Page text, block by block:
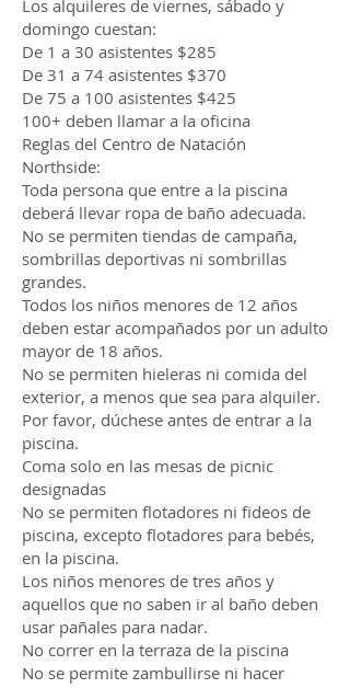
Los alquileres de viernes, sábado y
domingo cuestan:
De 1 a 30 asistentes $285
De 31 a 74 asistentes $370
De 75 a 100 asistentes $425
100+ deben llamar a la oficina
Reglas del Centro de Natación
Northside:
Toda persona que entre a la piscina
deberá llevar ropa de baño adecuada.
No se permiten tiendas de campaña,
sombrillas deportivas ni sombrillas
grandes.
Todos los niños menores de 12 años
deben estar acompañados por un adulto
mayor de 18 años.
No se permiten hieleras ni comida del
exterior, a menos que sea para alquiler.
Por favor, dúchese antes de entrar a la
piscina.
Coma solo en las mesas de picnic
designadas
No se permiten flotadores ni fideos de
piscina, excepto flotadores para bebés,
en la piscina.
Los niños menores de tres años y
aquellos que no saben ir al baño deben
usar pañales para nadar.
No correr en la terraza de la piscina
No se permite zambullirse ni hacer